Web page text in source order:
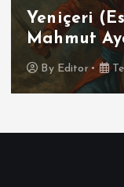
Yeniçeri
Mahmut
By Editor